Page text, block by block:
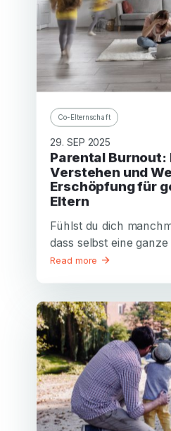
Co-Elternschaft
29. SEP 2025
Parental Burnout: Erkennen,
Verstehen und
Erschöpfung für
Eltern
Fühlst du dich
dass selbst eine
Read more